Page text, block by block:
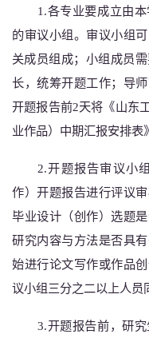
1.各专业要成立由
的审议小组。审议小组
关成员组成；小组 成员
长，统筹开题工作；导
开题报告前2天将《山东
业作品）中期汇报安排表
2.开题报告审议小
作）开题报告进行评议
毕业设计（创作）选题
研究内容与方法是否具
始进行论文写作或作品
议小组三分之二以上人员
3.开题报告前，研